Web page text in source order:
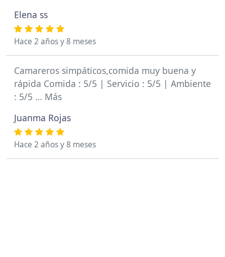
Elena ss
Hace 2 años y 8 meses
Camareros simpáticos,comida muy buena y
rápida Comida : 5/5 | Servicio : 5/5 | Ambiente
: 5/5 … Más
Juanma Rojas
Hace 2 años y 8 meses